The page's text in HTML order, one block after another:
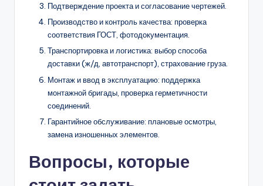
Подтверждение проекта и согласование чертежей.
Производство и контроль качества: проверка
соответствия ГОСТ, фотодокументация.
Транспортировка и логистика: выбор способа
доставки (ж/д, автотранспорт), страхование груза.
Монтаж и ввод в эксплуатацию: поддержка
монтажной бригады, проверка герметичности
соединений.
Гарантийное обслуживание: плановые осмотры,
замена изношенных элементов.
Вопросы, которые